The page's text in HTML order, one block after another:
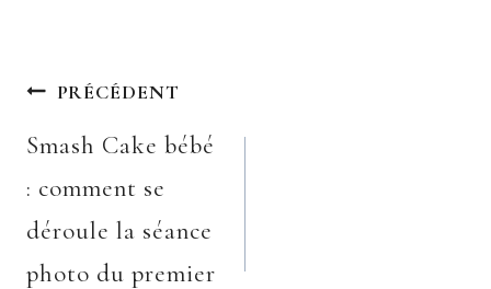
Navigation
de
l’article
PRÉCÉDENT
Smash Cake bébé
: comment se
déroule la séance
photo du premier